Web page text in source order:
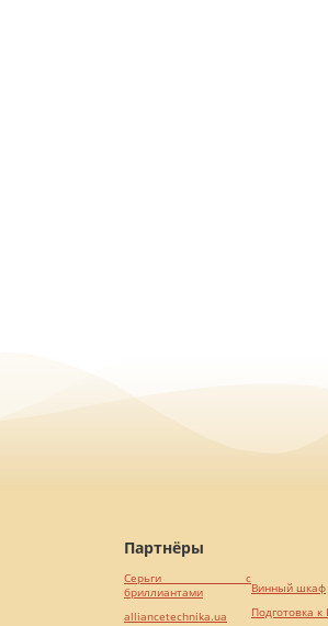
Партнёры
Серьги с
бриллиантами
alliancetechnika.ua
Винный шкаф
Подготовка